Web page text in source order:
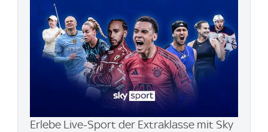
Erlebe Live-Sport der Extraklasse mit Sky